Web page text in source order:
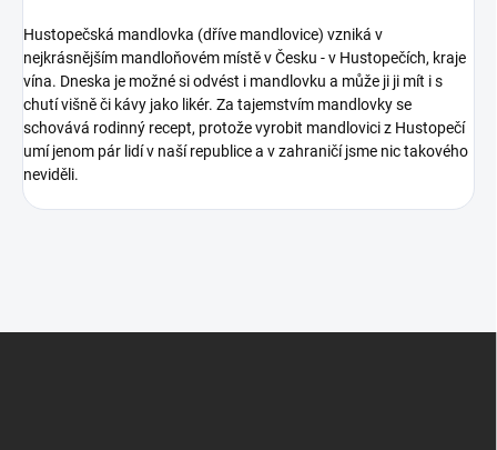
Hustopečská mandlovka (dříve mandlovice) vzniká v
nejkrásnějším mandloňovém místě v Česku - v Hustopečích, kraje
vína. Dneska je možné si odvést i mandlovku a může ji ji mít i s
chutí višně či kávy jako likér. Za tajemstvím mandlovky se
schovává rodinný recept, protože vyrobit mandlovici z Hustopečí
umí jenom pár lidí v naší republice a v zahraničí jsme nic takového
neviděli.